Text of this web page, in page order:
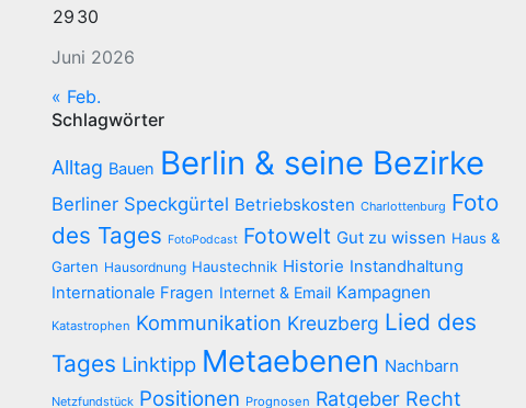
Juni 2026
29 30
« Feb.
Schlagwörter
Alltag Bauen Berlin & seine Bezirke
Berliner Speckgürtel Betriebskosten Charlottenburg Foto
des Tages FotoPodcast Fotowelt Gut zu wissen Haus &
Garten Hausordnung Haustechnik Historie Instandhaltung
Internationale Fragen Internet & Email Kampagnen
Katastrophen Kommunikation Kreuzberg Lied des
Tages Linktipp Metaebenen Nachbarn
Netzfundstück Positionen Prognosen Ratgeber Recht